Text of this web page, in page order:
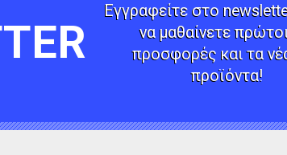
Εγγραφείτε στο
να μαθαίνετε
προσφορές και τα
προϊόντα!